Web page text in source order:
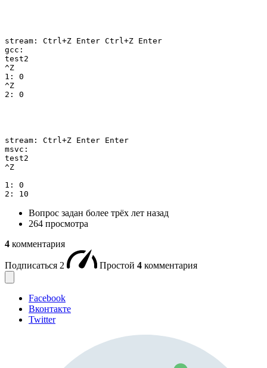
stream: Ctrl+Z Enter Ctrl+Z Enter
gcc:
test2
^Z
1: 0
^Z
2: 0
stream: Ctrl+Z Enter Enter
msvc:
test2
^Z
1: 0
2: 10
Вопрос задан более трёх лет назад
264 просмотра
4 комментария
Подписаться 2 Простой 4 комментария
Facebook
Вконтакте
Twitter